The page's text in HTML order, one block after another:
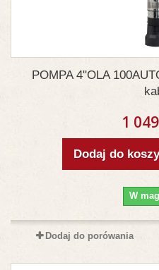
POMPA 4"OLA
1
Dodaj do
W
Dodaj do porówania